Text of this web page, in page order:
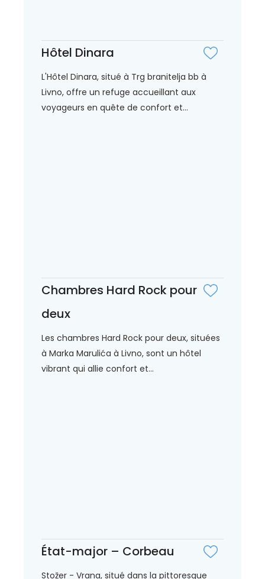
Hôtel Dinara
L'Hôtel Dinara, situé à Trg branitelja bb à
Livno, offre un refuge accueillant aux
voyageurs en quête de confort et...
Chambres Hard Rock pour
deux
Les chambres Hard Rock pour deux, situées
à Marka Marulića à Livno, sont un hôtel
vibrant qui allie confort et...
État-major – Corbeau
Stožer - Vrana, situé dans la pittoresque